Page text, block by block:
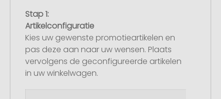
Stap 1:
Artikelconfiguratie
Kies uw gewenste promotieartikelen en
pas deze aan naar uw wensen. Plaats
vervolgens de geconfigureerde artikelen
in uw winkelwagen.